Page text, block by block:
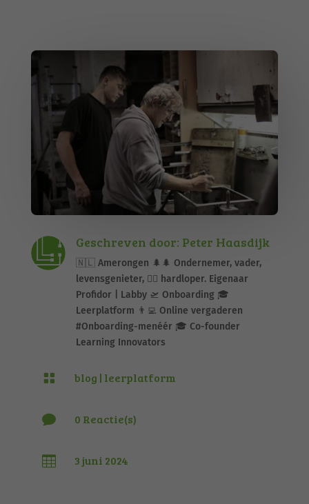
Geschreven door: Peter Haasdijk
🇳🇱 Amerongen 🌲🌲 Ondernemer, vader,
levensgenieter, 🏃‍♂️ hardloper. Eigenaar
Profidor | Labby 🛫 Onboarding 🎓
Leerplatform 👨‍💻 Online vergaderen
#Onboarding-menéér 🎓 Co-founder
Learning Innovators
 blog | leerplatform
 0 Reactie(s)
 3 juni 2024